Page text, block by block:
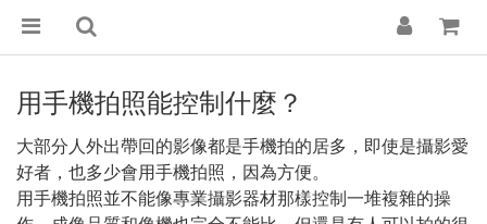
用手機拍照能控制什麼？
大部分人外出帶回的影像都是手機拍的居多，即使是攝影愛
好者，也多少會用手機拍照，因為方便。
用手機拍照並不能像專業攝影器材那樣控制一堆複雜的操